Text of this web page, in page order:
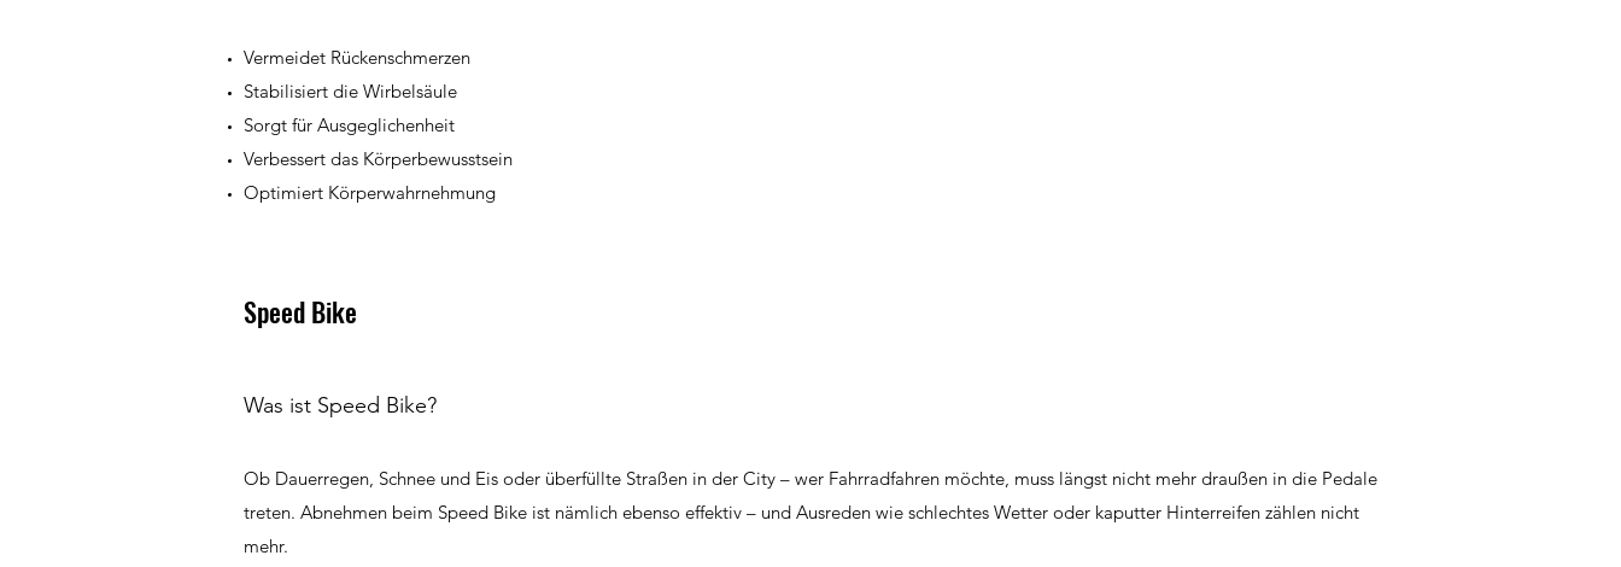
Vermeidet Rückenschmerzen
Stabilisiert die Wirbelsäule
Sorgt für Ausgeglichenheit
Verbessert das Körperbewusstsein
Optimiert Körperwahrnehmung
Speed Bike
Was ist Speed Bike?
Ob Dauerregen, Schnee und Eis oder überfüllte Straßen in der City – wer Fahrradfahren möchte, muss längst nicht mehr draußen in die Pedale
treten. Abnehmen beim Speed Bike ist nämlich ebenso effektiv – und Ausreden wie schlechtes Wetter oder kaputter Hinterreifen zählen nicht
mehr.